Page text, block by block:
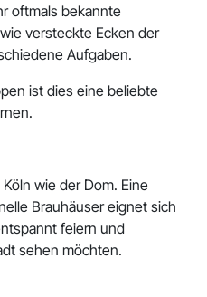
oftmals bekannte
versteckte Ecken der
Aufgaben.
ist dies eine beliebte
wie der Dom. Eine
Brauhäuser eignet sich
feiern und
sehen möchten.